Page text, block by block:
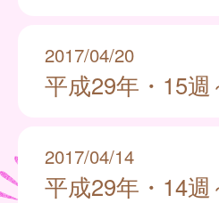
2017/04/20
平成29年・15
2017/04/14
平成29年・14